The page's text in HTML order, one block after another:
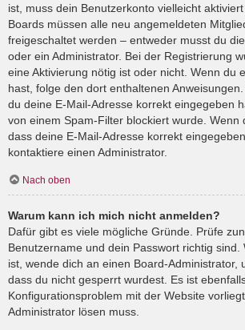
ist, muss dein Benutzerkonto vielleicht
Boards müssen alle neu angemeldeten
freigeschaltet werden – entweder musst du
oder ein Administrator. Bei der Registrierung
eine Aktivierung nötig ist oder nicht. Wenn du
hast, folge den dort enthaltenen
du deine E-Mail-Adresse korrekt eingegeben
von einem Spam-Filter blockiert wurde. Wenn
dass deine E-Mail-Adresse korrekt
kontaktiere einen Administrator.
Nach oben
Warum kann ich mich nicht anmelden?
Dafür gibt es viele mögliche Gründe. Prüfe
Benutzername und dein Passwort richtig sind.
ist, wende dich an einen Board-Administrator,
dass du nicht gesperrt wurdest. Es ist
Konfigurationsproblem mit der Website
Administrator lösen muss.